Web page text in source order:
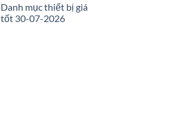
Danh mục thiết bị giá
tốt 30-07-2026